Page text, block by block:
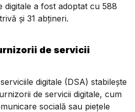
digitale a fost adoptat cu 588
şi 31 abţineri.
de servicii
digitale (DSA) stabileşte
de servicii digitale, cum
socială sau pieţele